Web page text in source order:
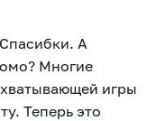
А
Многие
игры
Теперь это